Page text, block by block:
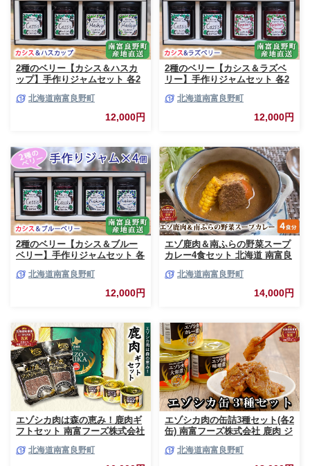
2種のベリー【カシス＆ハスカ
ップ】手作りジャムセット 各2
シス ハスカップ ソース 果実 て
んさい糖 無農薬 ポリフェノー
北海道南富良野町
12,000円
2種のベリー【カシス＆ラズベ
リー】手作りジャムセット 各2
リー カシス ラズベリー ソース
果実 てんさい糖 無農薬
北海道南富良野町
12,000円
2種のベリー【カシス＆ブルー
ベリー】手作りジャムセット 各
ベリー カシス ブルーベリー ソ
ース 果実 てんさい糖 無農薬 甘
北海道南富良野町
12,000円
エゾ鹿肉＆南ふらの野菜スープ
カレー4食セット 北海道 南富良
スープカレー セット 詰合せ 加
北海道南富良野町
14,000円
エゾシカ肉は森の恵み！鹿肉ギ
フトセット 南富フーズ株式会社
北海道 南富良野町 エゾシカ 缶
北海道南富良野町
エゾシカ肉の缶詰3種セット(各2
缶) 南富フーズ株式会社 鹿肉 ジ
南富良野町 エゾシカ 缶詰 セッ
北海道南富良野町